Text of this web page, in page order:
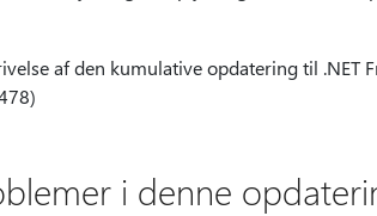
af den kumulative opdatering til .NET
i denne